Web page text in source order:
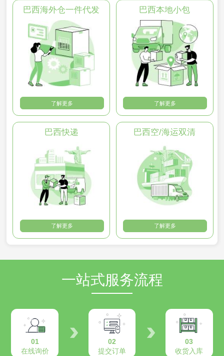
巴西海外仓一件代发
了解更多
巴西本地小包
了解更多
巴西快递
了解更多
巴西空/海运双清
了解更多
一站式服务流程
01
在线询价
02
提交订单
03
收货入库